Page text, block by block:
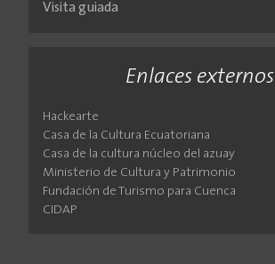
Visita guiada
Enlaces externos
Hackearte
Casa de la Cultura Ecuatoriana
Casa de la cultura núcleo del azuay
Ministerio de Cultura y Patrimonio
Fundación de Turismo para Cuenca
CIDAP